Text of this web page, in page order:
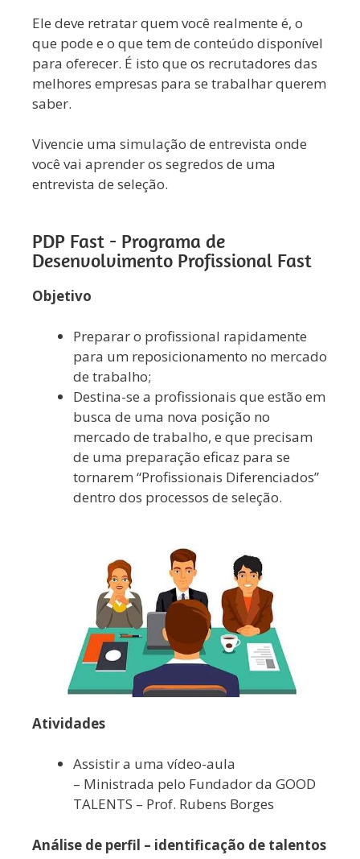
Ele deve retratar quem você realmente é, o
que pode e o que tem de conteúdo disponível
para oferecer. É isto que os recrutadores das
melhores empresas para se trabalhar querem
saber.
Vivencie uma simulação de entrevista onde
você vai aprender os segredos de uma
entrevista de seleção.
PDP Fast - Programa de
Desenvolvimento Profissional Fast
Objetivo
Preparar o profissional rapidamente
para um reposicionamento no mercado
de trabalho;
Destina-se a profissionais que estão em
busca de uma nova posição no
mercado de trabalho, e que precisam
de uma preparação eficaz para se
tornarem “Profissionais Diferenciados”
dentro dos processos de seleção.
Atividades
Assistir a uma vídeo-aula
– Ministrada pelo Fundador da GOOD
TALENTS – Prof. Rubens Borges
Análise de perfil – identificação de talentos